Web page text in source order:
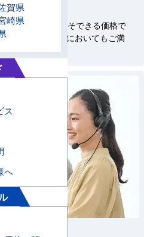
けているからこそできる価格で
もちろん、価格においてもご満
いたします。
賀県
崎県
ス
へ